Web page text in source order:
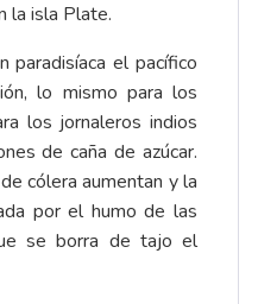
la isla Plate.
paradisíaca el pacífico
lo mismo para los
los jornaleros indios
de caña de azúcar.
cólera aumentan y la
por el humo de las
se borra de tajo el